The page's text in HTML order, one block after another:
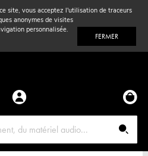
site, vous acceptez l'utilisation de traceurs
anonymes de visites
personnalisée.
FERMER